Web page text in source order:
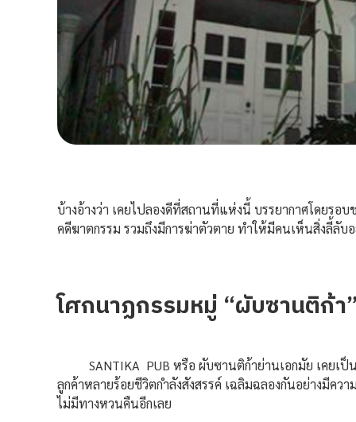
บ้างอ้างว่า เคยไปลองดีที่สถานที่แห่งนี้ บรรยากาศโดยร
คดีฆาตกรรม รวมถึงมีการฆ่าตัวตาย ทำให้มีคนเห็นสิ่งลี้ลับ
โศกนาฏกรรมหมู่ “ผับซานติก้า
SANTIKA PUB หรือ ผับซานติก้าย่านเอกมัย เคยเป็
ลูกค้าหลายร้อยชีวิตกำลังสังสรรค์ เฉลิมฉลองกันอย่างมีค
ไม่มีทางหวนคืนอีกเลย